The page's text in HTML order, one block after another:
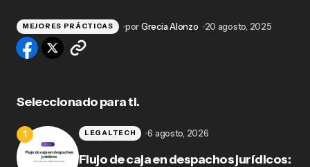
MEJORES PRÁCTICAS porGrecia Alonzo 20 agosto, 2025
Seleccionado para ti.
Flujo de caja en despachos jurídicos:
LEGALTECH 6 agosto, 2026